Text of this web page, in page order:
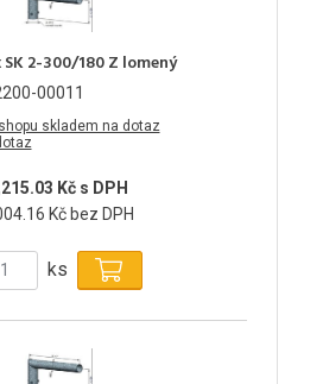
2-300/180 Z lomený
00011
skladem na dotaz
Kč s DPH
Kč bez DPH
ks